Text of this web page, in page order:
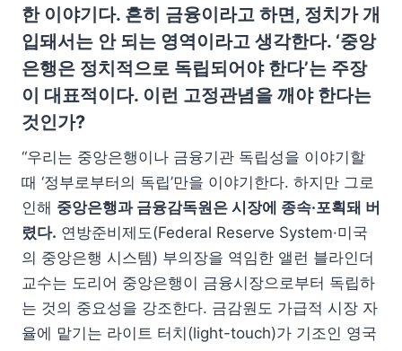
한 이야기다. 흔히 금융이라고 하면, 정치가 개
입돼서는 안 되는 영역이라고 생각한다. ‘중앙
은행은 정치적으로 독립되어야 한다’는 주장
이 대표적이다. 이런 고정관념을 깨야 한다는
것인가?
“우리는 중앙은행이나 금융기관 독립성을 이야기할
때 ‘정부로부터의 독립’만을 이야기한다. 하지만 그로
인해 중앙은행과 금융감독원은 시장에 종속·포획돼 버
렸다. 연방준비제도(Federal Reserve System·미국
의 중앙은행 시스템) 부의장을 역임한 앨런 블라인더
교수는 도리어 중앙은행이 금융시장으로부터 독립하
는 것의 중요성을 강조한다. 금감원도 가급적 시장 자
율에 맡기는 라이트 터치(light-touch)가 기조인 영국